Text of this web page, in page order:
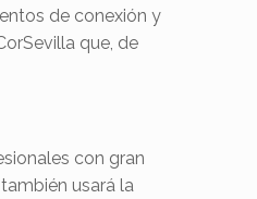
de conexión y
que, de
con gran
usará la